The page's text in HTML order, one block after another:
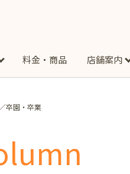
マタニティフォト
1/2成人式着物(女の子)
) 祝い着 女の子用衣装
料金・商品 店舗案内
卒園・卒業